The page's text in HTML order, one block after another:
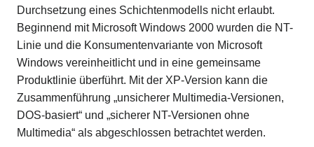
Durchsetzung eines Schichtenmodells nicht erlaubt.
Beginnend mit Microsoft Windows 2000 wurden die NT-
Linie und die Konsumentenvariante von Microsoft
Windows vereinheitlicht und in eine gemeinsame
Produktlinie überführt. Mit der XP-Version kann die
Zusammenführung „unsicherer Multimedia-Versionen,
DOS-basiert“ und „sicherer NT-Versionen ohne
Multimedia“ als abgeschlossen betrachtet werden.